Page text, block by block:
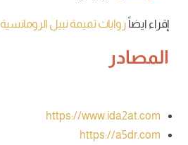
إقراء ايضاً روايات تميمة نبيل الرومانسية
المصادر
https://www.ida2at.com
https://a5dr.com